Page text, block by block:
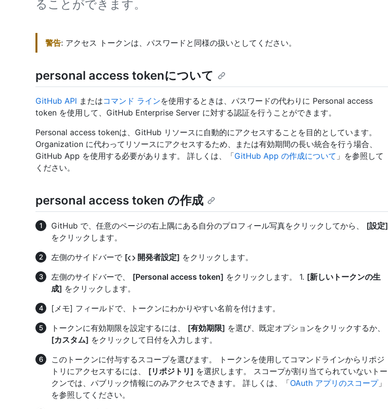
ることができます。
警告: アクセス トークンは、パスワードと同様の扱いとしてください。
personal access tokenについて
GitHub API またはコマンド ラインを使用するときは、パスワードの代わりに Personal access
token を使用して、GitHub Enterprise Server に対する認証を行うことができます。
Personal access tokenは、GitHub リソースに自動的にアクセスすることを目的としています。
Organization に代わってリソースにアクセスするため、または有効期間の長い統合を行う場合、
GitHub App を使用する必要があります。 詳しくは、「GitHub App の作成について 」を参照して
ください。
personal access token の作成
GitHub で、任意のページの右上隅にある自分のプロフィール写真をクリックしてから、 [設定]
をクリックします。
左側のサイドバーで [ 開発者設定] をクリックします。
左側のサイドバーで、 [Personal access token] をクリックします。 1. [新しいトークンの生
成] をクリックします。
[メモ] フィールドで、トークンにわかりやすい名前を付けます。
トークンに有効期限を設定するには、 [有効期限] を選び、既定オプションをクリックするか、
[カスタム] をクリックして日付を入力します。
このトークンに付与するスコープを選びます。 トークンを使用してコマンドラインからリポジ
トリにアクセスするには、 [リポジトリ] を選択します。 スコープが割り当てられていないトー
クンでは、パブリック情報にのみアクセスできます。 詳しくは、「OAuth アプリのスコープ」
を参照してください。